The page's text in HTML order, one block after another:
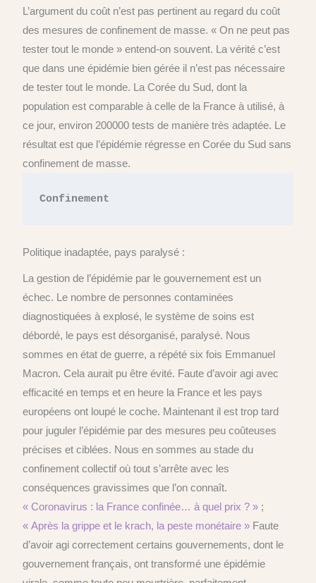
L’argument du coût n’est pas pertinent au regard du coût
des mesures de confinement de masse. « On ne peut pas
tester tout le monde » entend-on souvent. La vérité c’est
que dans une épidémie bien gérée il n’est pas nécessaire
de tester tout le monde. La Corée du Sud, dont la
population est comparable à celle de la France à utilisé, à
ce jour, environ 200000 tests de manière très adaptée. Le
résultat est que l’épidémie régresse en Corée du Sud sans
confinement de masse.
Confinement
Politique inadaptée, pays paralysé :
La gestion de l’épidémie par le gouvernement est un
échec. Le nombre de personnes contaminées
diagnostiquées à explosé, le système de soins est
débordé, le pays est désorganisé, paralysé. Nous
sommes en état de guerre, a répété six fois Emmanuel
Macron. Cela aurait pu être évité. Faute d’avoir agi avec
efficacité en temps et en heure la France et les pays
européens ont loupé le coche. Maintenant il est trop tard
pour juguler l’épidémie par des mesures peu coûteuses
précises et ciblées. Nous en sommes au stade du
confinement collectif où tout s’arrête avec les
conséquences gravissimes que l’on connaît.
« Coronavirus : la France confinée… à quel prix ? » ;
« Après la grippe et le krach, la peste monétaire » Faute
d’avoir agi correctement certains gouvernements, dont le
gouvernement français, ont transformé une épidémie